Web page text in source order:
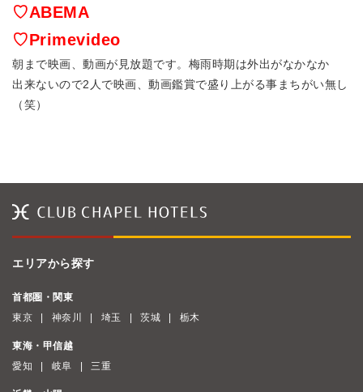
♡ABEMA
♡Primevideo
朝まで映画、動画が見放題です。梅雨時期は外出がなかなか
出来ないので2人で映画、動画鑑賞で盛り上がる事まちがい無し
（笑）
エリアから探す
首都圏・関東
東京
神奈川 埼玉 茨城 栃木
東海・甲信越
愛知
岐阜 三重